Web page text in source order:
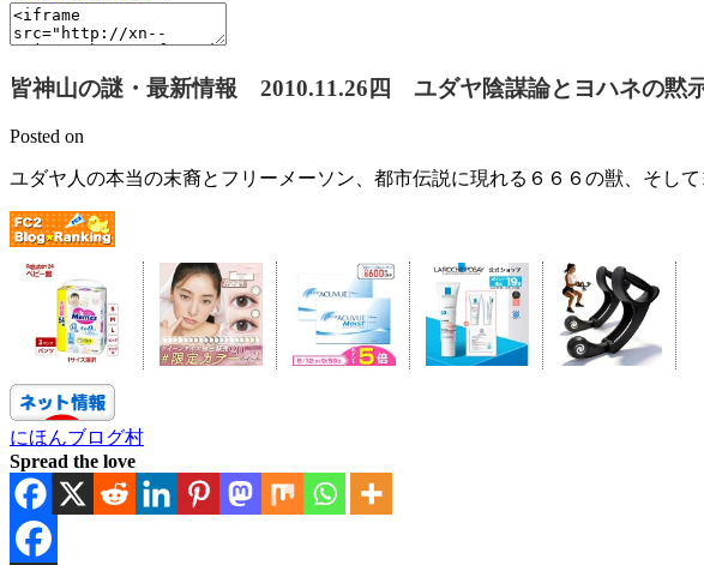
皆神山の謎・最新情報 2010.11.26四 ユダヤ陰謀論とヨハネの黙
Posted on
ユダヤ人の本当の末裔とフリーメーソン、都市伝説に現れる６６６の獣、そし
にほんブログ村
Spread the love